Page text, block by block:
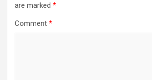
are marked *
Comment *